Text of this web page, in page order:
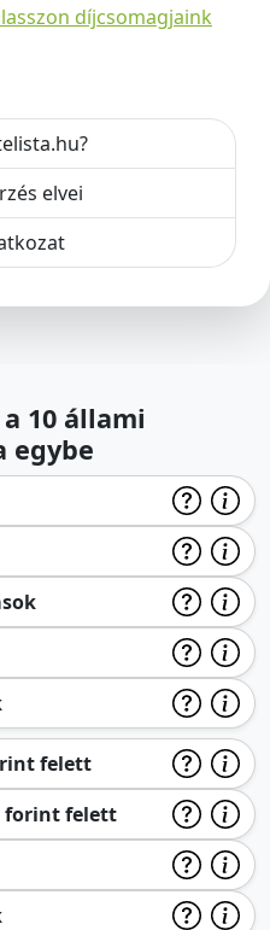
díjcsomagjaink
elvei
10 állami
egybe
felett
forint felett